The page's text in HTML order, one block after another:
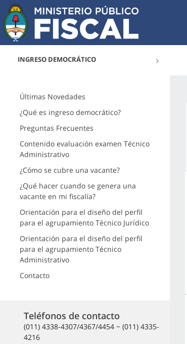
INGRESO DEMOCRÁTICO
Últimas Novedades
¿Qué es ingreso democrático?
Preguntas Frecuentes
Contenido evaluación examen Técnico
Administrativo
¿Cómo se cubre una vacante?
¿Qué hacer cuando se genera una
vacante en mi fiscalía?
Orientación para el diseño del perfil
para el agrupamiento Técnico Jurídico
Orientación para el diseño del perfil
para el agrupamiento Técnico
Administrativo
Contacto
Teléfonos de contacto
(011) 4338-4307/4367/4454 ~ (011) 4335-
4216